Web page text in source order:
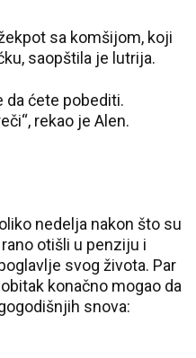
sa komšijom, koji
saopštila je lutrija.
da ćete pobediti.
rekao je Alen.
nedelja nakon što su
otišli u penziju i
svog života. Par
konačno mogao da
snova: